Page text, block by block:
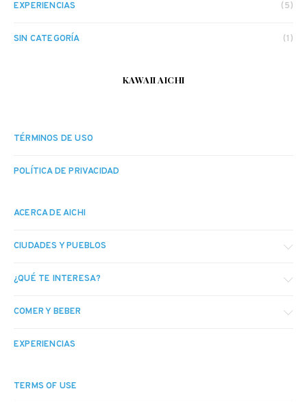
EXPERIENCIAS (5)
SIN CATEGORÍA (1)
KAWAII AICHI
TÉRMINOS DE USO
POLÍTICA DE PRIVACIDAD
ACERCA DE AICHI
CIUDADES Y PUEBLOS
¿QUÉ TE INTERESA?
COMER Y BEBER
EXPERIENCIAS
TERMS OF USE